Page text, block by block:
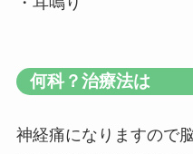
何科？治療法は
神経痛になりますので